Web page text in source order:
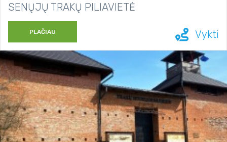
SENŲJŲ TRAKŲ PILIAVIETĖ
PLAČIAU Vykti